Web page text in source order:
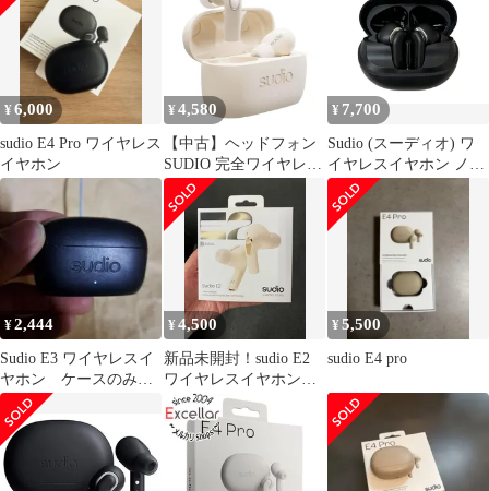
¥6,000
sudio E4 Pro ワイヤレス
イヤホン
¥ 4,580
【中古】ヘッドフォン
SUDIO 完全ワイヤレス
イヤホン E2 (クリーム)
[E2CLK]
¥ 7,700
Sudio (スーディオ) ワ
イヤレスイヤホン ノイ
ズキャンセリング
E4PRO ブラック 家
電/199
¥2,444
Sudio E3 ワイヤレスイ
ヤホン ケースのみ
充電器 イヤホンケー
ス
¥4,500
新品未開封！sudio E2
ワイヤレスイヤホン
カラー; クリーム
¥5,500
sudio E4 pro